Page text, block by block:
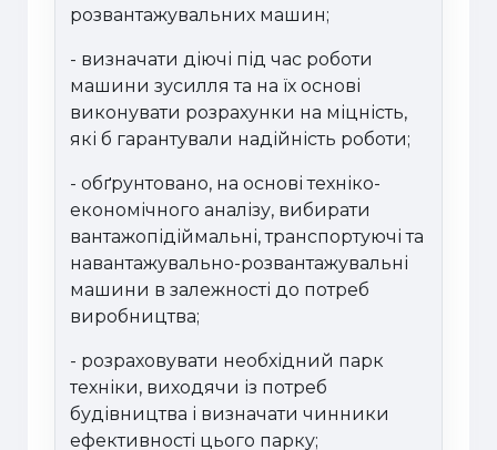
розвантажувальних машин;
- визначати діючі під час роботи
машини зусилля та на їх основі
виконувати розрахунки на міцність,
які б гарантували надійність роботи;
- обґрунтовано, на основі техніко-
економічного аналізу, вибирати
вантажопідіймальні, транспортуючі та
навантажувально-розвантажувальні
машини в залежності до потреб
виробництва;
- розраховувати необхідний парк
техніки, виходячи із потреб
будівництва і визначати чинники
ефективності цього парку;